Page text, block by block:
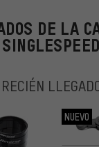
DE LA
SINGLESPEED
RECIÉN
NUEVO